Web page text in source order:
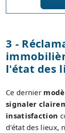
3 -
l'état des
Ce dernier
signaler
insatisfaction
d'état des lieux,